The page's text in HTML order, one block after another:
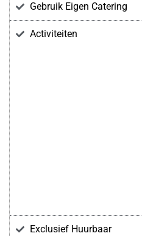
Gebruik Eigen Catering
Activiteiten
Exclusief Huurbaar